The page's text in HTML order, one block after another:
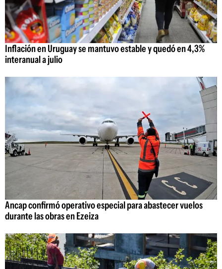
Inflación en Uruguay se mantuvo estable y quedó en 4,3%
interanual a julio
Ancap confirmó operativo especial para abastecer vuelos
durante las obras en Ezeiza